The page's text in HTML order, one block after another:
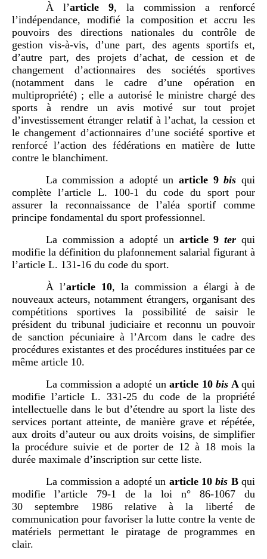
À l’article 9, la commission a renforcé
l’indépendance, modifié la composition et accru les
pouvoirs des directions nationales du contrôle de
gestion vis-à-vis, d’une part, des agents sportifs et,
d’autre part, des projets d’achat, de cession et de
changement d’actionnaires des sociétés sportives
(notamment dans le cadre d’une opération en
multipropriété) ; elle a autorisé le ministre chargé des
sports à rendre un avis motivé sur tout projet
d’investissement étranger relatif à l’achat, la cession et
le changement d’actionnaires d’une société sportive et
renforcé l’action des fédérations en matière de lutte
contre le blanchiment.
La commission a adopté unarticle 9bis qui
complète l’article L. 100-1 du code du sport pour
assurer la reconnaissance de l’aléa sportif comme
principe fondamental du sport professionnel.
La commission a adopté un article 9terqui
modifie la définition du plafonnement salarial figurant à
l’article L. 131-16 du code du sport.
À l’article 10,
la commission a élargi à de
nouveaux acteurs, notamment étrangers, organisant des
compétitions sportives la possibilité de saisir le
président du tribunal judiciaire et reconnu un pouvoir
de sanction pécuniaire à l’Arcom dans le cadre des
procédures existantes et des procédures instituées par ce
même article 10.
La commission a adopté unarticle 10bis Aqui
modifie l’article L. 331‑25 du code de la propriété
intellectuelle dans le but d’étendre au sport la liste des
services portant atteinte, de manière grave et répétée,
aux droits d’auteur ou aux droits voisins, de simplifier
la procédure suivie et de porter de 12 à 18 mois la
durée maximale d’inscription sur cette liste.
La commission a adopté un article 10bis Bqui
modifie l’article 79-1 de la loi n° 86‑1067 du
30 septembre 1986 relative à la liberté de
communication pour favoriser la lutte contre la vente de
matériels permettant le piratage de programmes en
clair.